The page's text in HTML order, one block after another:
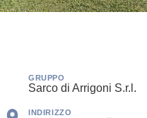
GRUPPO
Sarco di Arrigoni S.r.l.
INDIRIZZO